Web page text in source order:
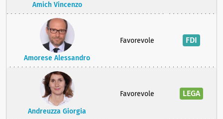
Amich Vincenzo
Amorese Alessandro
Favorevole FDI
Andreuzza Giorgia
Favorevole LEGA